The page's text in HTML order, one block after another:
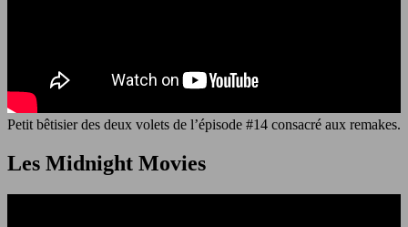
Petit bêtisier des deux volets de l’épisode #14 consacré aux remakes.
Les Midnight Movies